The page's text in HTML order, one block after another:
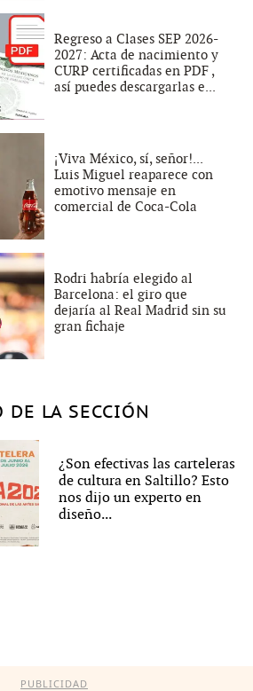
Regreso a Clases SEP 2026-
2027: Acta de nacimiento y
CURP certificadas en PDF ,
así puedes descargarlas e...
¡Viva México, sí, señor!...
Luis Miguel reaparece con
emotivo mensaje en
comercial de Coca-Cola
Rodri habría elegido al
Barcelona: el giro que
dejaría al Real Madrid sin su
gran fichaje
DE LA SECCIÓN
¿Son efectivas las carteleras
de cultura en Saltillo? Esto
nos dijo un experto en
diseño...
PUBLICIDAD